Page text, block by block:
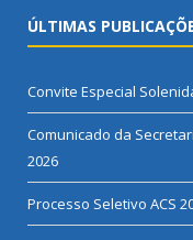
ÚLTIMAS
Convite Especial
Comunicado da
2026
Processo Seletivo ACS